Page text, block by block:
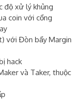
độ xử lý khủng
coin với cổng
với Đòn bẩy Margin
hack
và Taker, thuộc